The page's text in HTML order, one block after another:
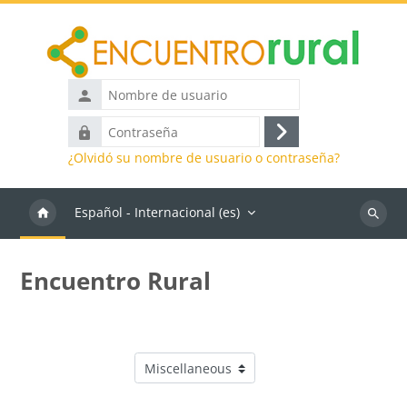
Nombre
de
usuario
Contraseña
Acceder
¿Olvidó su nombre de usuario o contraseña?
Español - Internacional ‎(es)‎
Buscar
Encuentro Rural
Categorías